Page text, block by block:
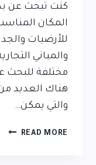
كنت تبحث عن
المكان
للأرضيات
والمباني
مختلفة للبحث
هناك العديد من
والتي يمكن…
READ MORE